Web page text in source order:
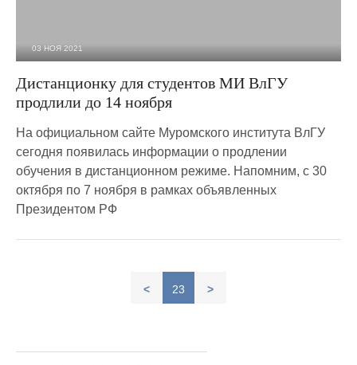
03 НОЯ 2021
Дистанционку для студентов МИ ВлГУ
продлили до 14 ноября
На официальном сайте Муромского института ВлГУ
сегодня появилась информации о продлении
обучения в дистанционном режиме. Напомним, с 30
октября по 7 ноября в рамках объявленных
Президентом РФ
< 23 >